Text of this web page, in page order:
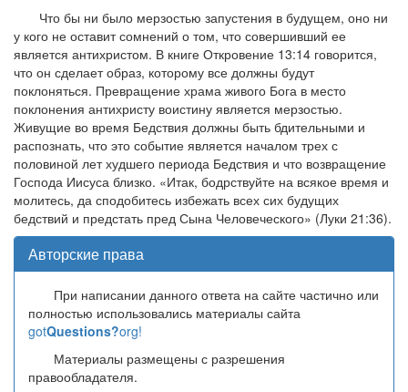
Что бы ни было мерзостью запустения в будущем, оно ни
у кого не оставит сомнений о том, что совершивший ее
является антихристом. В книге Откровение 13:14 говорится,
что он сделает образ, которому все должны будут
поклоняться. Превращение храма живого Бога в место
поклонения антихристу воистину является мерзостью.
Живущие во время Бедствия должны быть бдительными и
распознать, что это событие является началом трех с
половиной лет худшего периода Бедствия и что возвращение
Господа Иисуса близко. «Итак, бодрствуйте на всякое время и
молитесь, да сподобитесь избежать всех сих будущих
бедствий и предстать пред Сына Человеческого» (Луки 21:36).
Авторские права
При написании данного ответа на сайте частично или
полностью использовались материалы сайта
gotQuestions?org!
Материалы размещены с разрешения
правообладателя.